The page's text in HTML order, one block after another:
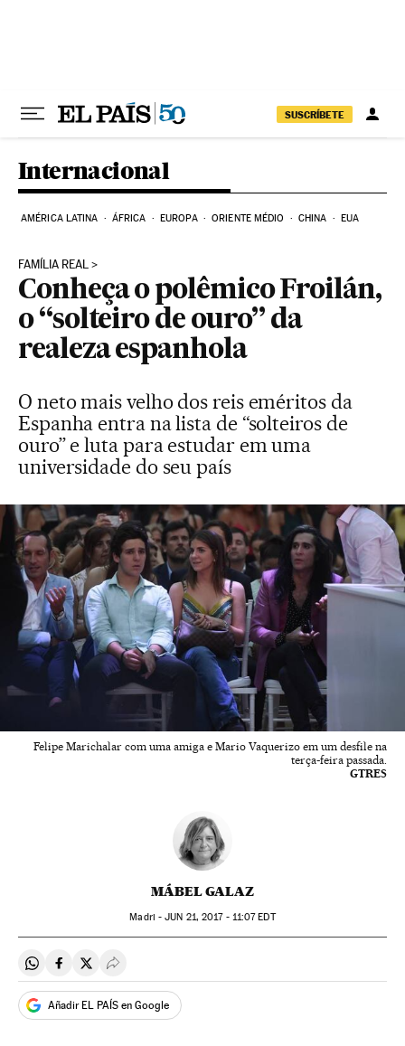
SUSCRÍBETE
Internacional
AMÉRICA LATINA ÁFRICA EUROPA ORIENTE MÉDIO CHINA EUA
FAMÍLIA REAL
Conheça o polêmico Froilán,
o “solteiro de ouro” da
realeza espanhola
O neto mais velho dos reis eméritos da
Espanha entra na lista de “solteiros de
ouro” e luta para estudar em uma
universidade do seu país
Felipe Marichalar com uma amiga e Mario Vaquerizo em um desfile na
terça-feira passada.
GTRES
MÁBEL GALAZ
Madri -JUN 21, 2017 - 11:07EDT
Compartir en Whatsapp
Compartir en Facebook
Compartir en Twitter
Desplegar Redes Sociales
Añadir EL PAÍS en Google